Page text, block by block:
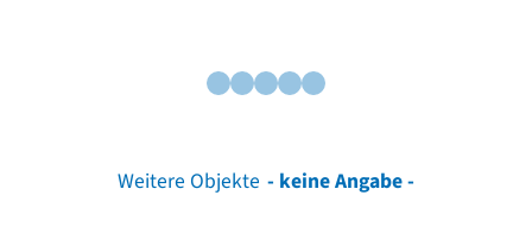
Weitere Objekte - keine Angabe -